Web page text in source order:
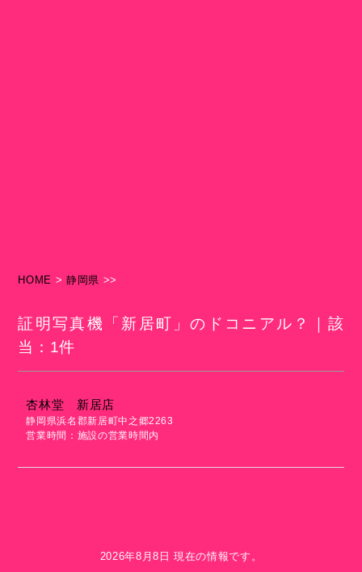
HOME > 静岡県 >>
証明写真機「新居町」のドコニアル？｜該
当：1件
杏林堂 新居店
静岡県浜名郡新居町中之郷2263
営業時間：施設の営業時間内
2026年8月8日 現在の情報です。